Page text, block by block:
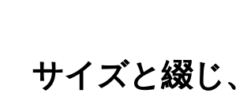
サイズと綴じ